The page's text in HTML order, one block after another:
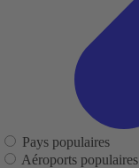
Pays populaires
Aéroports populaires